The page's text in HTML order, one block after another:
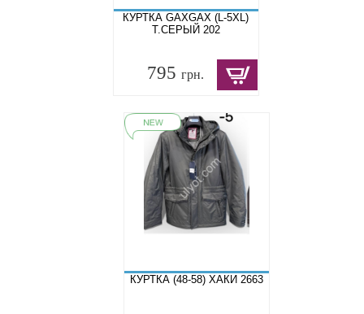
КУРТКА GAXGAX (L-5XL)
Т.СЕРЫЙ 202
795 грн.
КУРТКА (48-58) ХАКИ 2663